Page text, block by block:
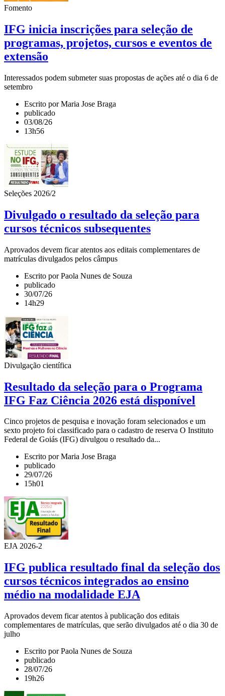
Fomento
IFG inicia inscrições para seleção de
programas, projetos, cursos e eventos de
extensão
Interessados podem submeter suas propostas de ações até o dia 6 de
setembro
Escrito por Maria Jose Braga
publicado
03/08/26
13h56
Seleções 2026/2
Divulgado o resultado da seleção para
cursos técnicos subsequentes
Aprovados devem ficar atentos aos editais complementares de
matrículas divulgados pelos câmpus
Escrito por Paola Nunes de Souza
publicado
30/07/26
14h29
Divulgação científica
Resultado da seleção para o Programa
IFG Faz Ciência 2026 está disponível
Cinco projetos de pesquisa e inovação foram selecionados e um
sexto projeto foi classificado para o cadastro de reserva O Instituto
Federal de Goiás (IFG) divulgou o resultado da...
Escrito por Maria Jose Braga
publicado
29/07/26
15h01
EJA 2026-2
IFG publica resultado final da seleção dos
cursos técnicos integrados ao ensino
médio na modalidade EJA
Aprovados devem ficar atentos à publicação dos editais
complementares de matrículas, que serão divulgados até o dia 30 de
julho
Escrito por Paola Nunes de Souza
publicado
28/07/26
19h26